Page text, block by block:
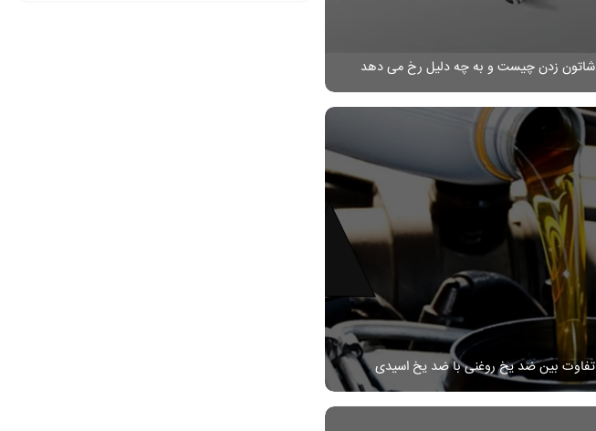
شاتون زدن چیست و به چه دلیل رخ می دهد
تفاوت بین ضد یخ روغنی با ضد یخ اسیدی